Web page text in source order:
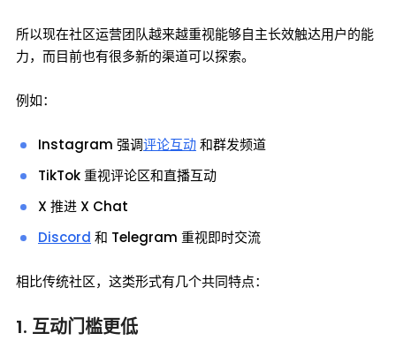
所以现在社区运营团队越来越重视能够自主长效触达用户的能
力，而目前也有很多新的渠道可以探索。
例如：
Instagram 强调评论互动和群发频道
TikTok 重视评论区和直播互动
X 推进 X Chat
Discord 和 Telegram 重视即时交流
相比传统社区，这类形式有几个共同特点：
1. 互动门槛更低